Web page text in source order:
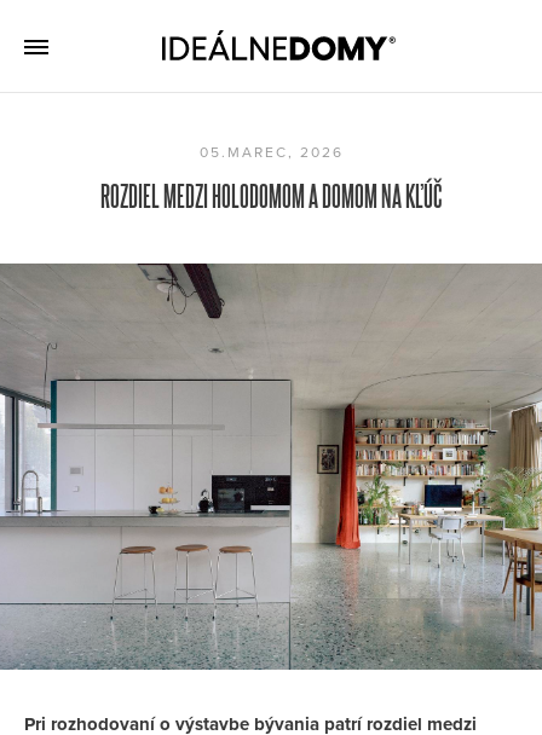
05.MAREC, 2026
ROZDIEL MEDZI HOLODOMOM A DOMOM NA KĽÚČ
Pri rozhodovaní o výstavbe bývania patrí rozdiel medzi